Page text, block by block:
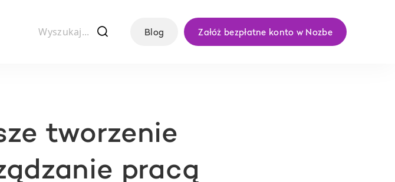
f Blog Załóż bezpłatne konto w Nozbe
tworzenie
pracą